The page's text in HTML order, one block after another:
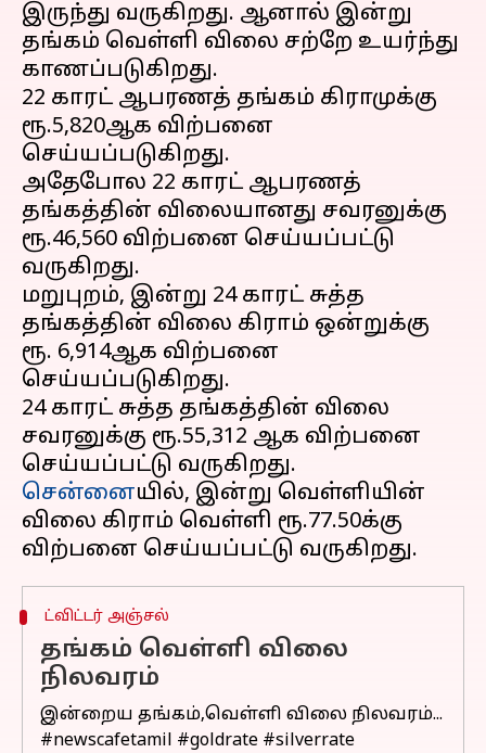
இருந்து வருகிறது. ஆனால் இன்று
தங்கம் வெள்ளி விலை சற்றே உயர்ந்து
காணப்படுகிறது.
22 காரட் ஆபரணத் தங்கம் கிராமுக்கு
ரூ.5,820ஆக விற்பனை
செய்யப்படுகிறது.
அதேபோல 22 காரட் ஆபரணத்
தங்கத்தின் விலையானது சவரனுக்கு
ரூ.46,560 விற்பனை செய்யப்பட்டு
வருகிறது.
மறுபுறம், இன்று 24 காரட் சுத்த
தங்கத்தின் விலை கிராம் ஒன்றுக்கு
ரூ. 6,914ஆக விற்பனை
செய்யப்படுகிறது.
24 காரட் சுத்த தங்கத்தின் விலை
சவரனுக்கு ரூ.55,312 ஆக விற்பனை
சென்னையில், இன்று வெள்ளியின்
விலை கிராம் வெள்ளி ரூ.77.50க்கு
ட்விட்டர் அஞ்சல்
தங்கம் வெள்ளி விலை
நிலவரம்
இன்றைய தங்கம்,வெள்ளி விலை நிலவரம்...
#newscafetamil #goldrate #silverrate